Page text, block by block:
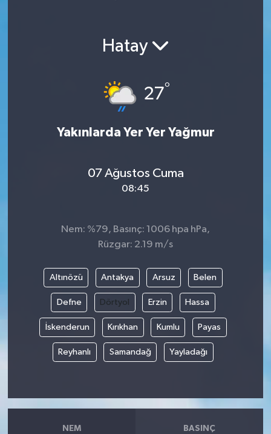
Hatay
27°
Yakınlarda Yer Yer Yağmur
07 Ağustos Cuma
08:45
Nem: %79, Basınç: 1006 hpa hPa,
Rüzgar: 2.19 m/s
Altınözü Antakya Arsuz Belen
Defne Dörtyol Erzin Hassa
İskenderun Kırıkhan Kumlu Payas
Reyhanlı Samandağ Yayladağı
NEM BASINÇ